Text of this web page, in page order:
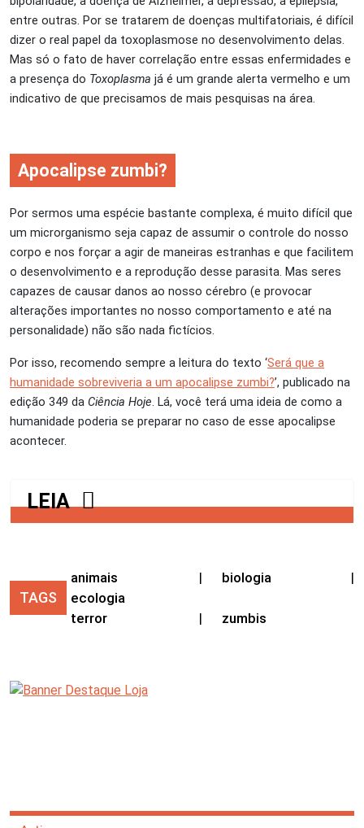
entre outras. Por se tratarem de doenças multifatoriais, é difícil
dizer o real papel da toxoplasmose no desenvolvimento delas.
Mas só o fato de haver correlação entre essas enfermidades e
a presença do Toxoplasma já é um grande alerta vermelho e um
indicativo de que precisamos de mais pesquisas na área.
Apocalipse zumbi?
Por sermos uma espécie bastante complexa, é muito difícil que
um microrganismo seja capaz de assumir o controle do nosso
corpo e nos forçar a agir de maneiras estranhas e que facilitem
o desenvolvimento e a reprodução desse parasita. Mas seres
capazes de causar danos ao nosso cérebro (e provocar
alterações importantes no nosso comportamento e até na
personalidade) não são nada fictícios.
Por isso, recomendo sempre a leitura do texto ‘Será que a
humanidade sobreviveria a um apocalipse zumbi?’, publicado na
edição 349 da Ciência Hoje. Lá, você terá uma ideia de como a
humanidade poderia se preparar no caso de esse apocalipse
acontecer.
LEIA
TAGS
animais | biologia
|
ecologia
terror
| zumbis